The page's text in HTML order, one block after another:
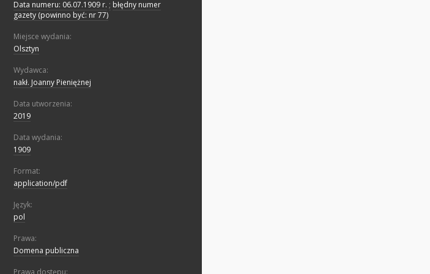
Data numeru: 06.07.1909 r. ; błędny numer
gazety (powinno być: nr 77)
Miejsce wydania:
Olsztyn
Wydawca:
nakł. Joanny Pieniężnej
Data utworzenia:
2019
Data wydania:
1909
Format:
application/pdf
Język:
pol
Prawa:
Domena publiczna